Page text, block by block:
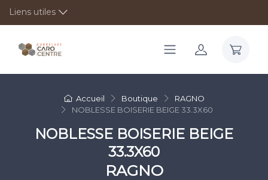
Liens utiles
Accueil Boutique
RAGNO
NOBLESSE BOISERIE BEIGE 33.3X60
NOBLESSE BOISERIE BEIGE
33.3X60
RAGNO